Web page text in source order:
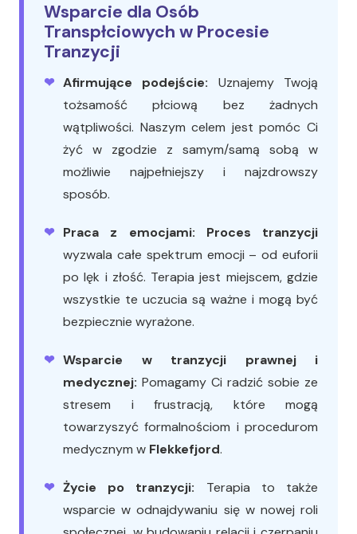
Wsparcie dla Osób
Transpłciowych w Procesie
Tranzycji
Afirmujące podejście: Uznajemy Twoją
tożsamość płciową bez żadnych
wątpliwości. Naszym celem jest pomóc Ci
żyć w zgodzie z samym/samą sobą w
możliwie najpełniejszy i najzdrowszy
sposób.
Praca z emocjami:
Proces tranzycji
wyzwala całe spektrum emocji – od euforii
po lęk i złość. Terapia jest miejscem, gdzie
wszystkie te uczucia są ważne i mogą być
bezpiecznie wyrażone.
Wsparcie w tranzycji prawnej i
medycznej: Pomagamy Ci radzić sobie ze
stresem i frustracją, które mogą
towarzyszyć formalnościom i procedurom
medycznym w Flekkefjord.
Życie po tranzycji: Terapia to także
wsparcie w odnajdywaniu się w nowej roli